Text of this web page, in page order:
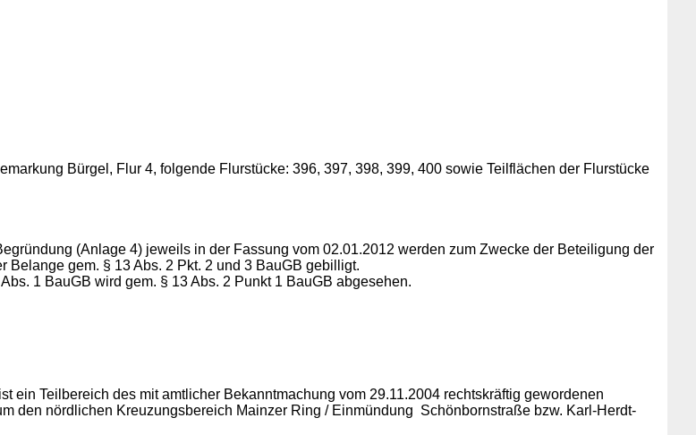
Bürgel, Flur 4, folgende Flurstücke: 396, 397, 398, 399, 400 sowie Teilflächen der Flurstücke
(Anlage 4) jeweils in der Fassung vom 02.01.2012 werden zum Zwecke der Beteiligung der
gem. § 13 Abs. 2 Pkt. 2 und 3 BauGB gebilligt.
1 BauGB wird gem. § 13 Abs. 2 Punkt 1 BauGB abgesehen.
ein Teilbereich des mit amtlicher Bekanntmachung vom 29.11.2004 rechtskräftig gewordenen
den nördlichen Kreuzungsbereich Mainzer Ring / Einmündung Schönbornstraße bzw. Karl-Herdt-